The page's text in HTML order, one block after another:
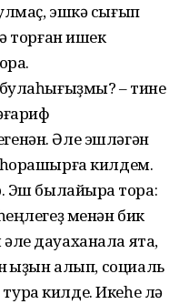
эшкә сығып
торған ишек
– тине
Әле эшләгән
һорашырға килдем.
Эш былайыраҡ тора:
менән бик
дауаханала ята,
ҡыҙын алып, социаль
килде. Икеһе лә